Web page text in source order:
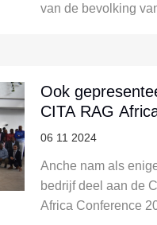
van de bevolking
steeds vaker
vraag naar reparatie-
waardoor ...
Ook
CITA RAG
conferentie in
06 11 2024
Anche nam als
bedrijf deel aan de
Africa Conference